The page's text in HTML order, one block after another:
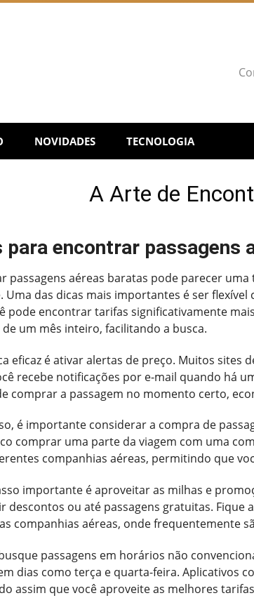
NOVIDADES TECNOLOGIA
A Arte de
para encontrar passagens
passagens aéreas baratas pode parecer
Uma das dicas mais importantes é ser
pode encontrar tarifas significativamente
um mês inteiro, facilitando a busca.
eficaz é ativar alertas de preço. Muitos sites
recebe notificações por e-mail quando há
comprar a passagem no momento certo,
é importante considerar a compra de
comprar uma parte da viagem com uma
companhias aéreas, permitindo que
importante é aproveitar as milhas e
descontos ou até passagens gratuitas.
companhias aéreas, onde frequentemente
passagens em horários não
dias como terça e quarta-feira. Aplicativos
assim que você aproveite as melhores